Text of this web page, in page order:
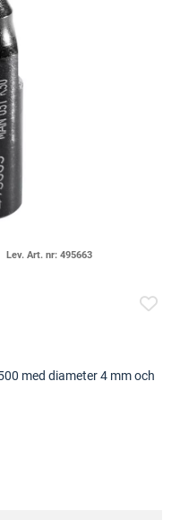
Lev. Art. nr: 495663
med diameter 4 mm och